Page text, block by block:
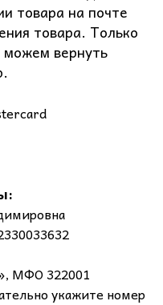
товара на почте
товара. Только
можем вернуть
МФО 322001
укажите номер